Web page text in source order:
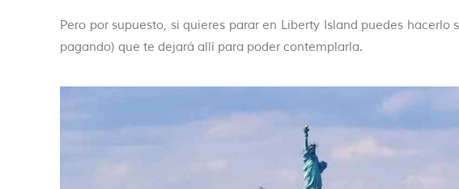
Pero por supuesto, si quieres parar en Liberty Island puedes hacerlo
pagando) que te dejará allí para poder contemplarla.